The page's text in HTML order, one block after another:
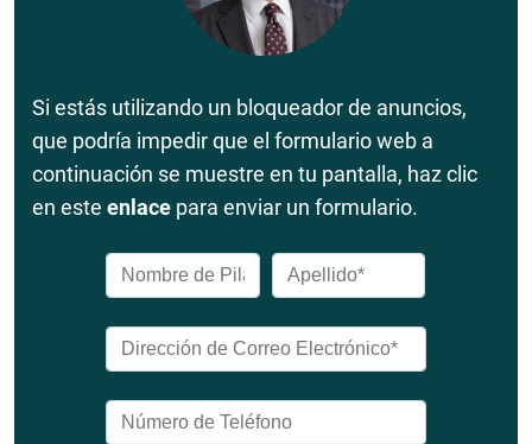
Si estás utilizando un bloqueador de anuncios,
que podría impedir que el formulario web a
continuación se muestre en tu pantalla, haz clic
en este enlace para enviar un formulario.